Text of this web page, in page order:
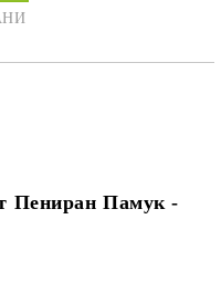
Пениран Памук -